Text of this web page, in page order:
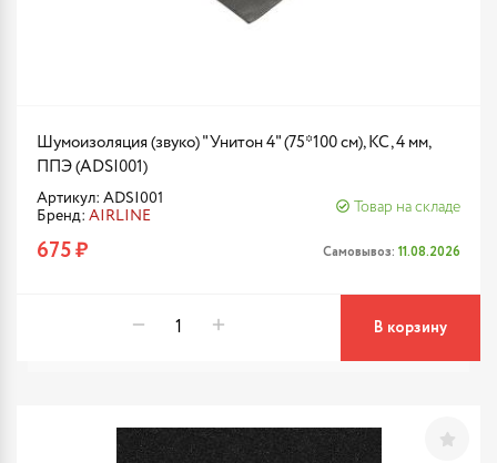
Шумоизоляция (звуко) "Унитон 4" (75*100 см), КС, 4 мм,
ППЭ (ADSI001)
Артикул: ADSI001
Бренд: AIRLINE
Товар на складе
675 ₽ Самовывоз: 11.08.2026
В корзину